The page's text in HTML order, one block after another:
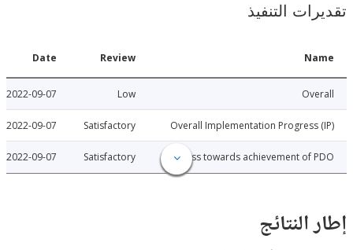
التنفيذ
2022-09-07
Overall Implementation
Satisfactory
2022-09-07
Progress towards achievement of
Satisfactory
2022-09-07